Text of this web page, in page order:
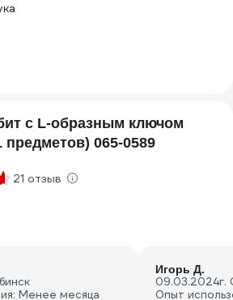
с L-образным ключом
предметов) 065-0589
21 отзыв
Менее месяца
Игорь Д.
09.03.2024г.
Опыт